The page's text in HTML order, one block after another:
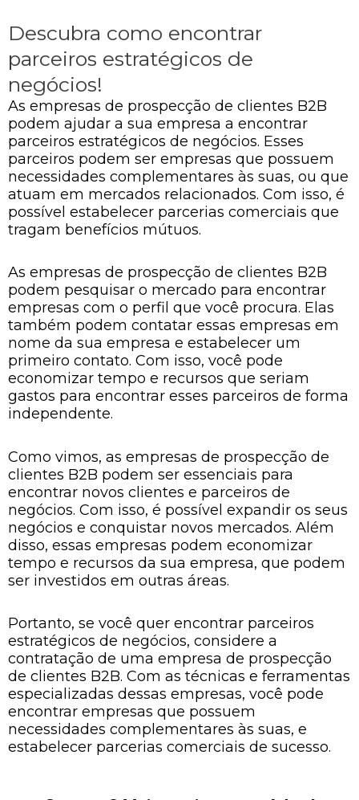
Descubra como encontrar
parceiros estratégicos de
negócios!
As empresas de prospecção de clientes B2B
podem ajudar a sua empresa a encontrar
parceiros estratégicos de negócios. Esses
parceiros podem ser empresas que possuem
necessidades complementares às suas, ou que
atuam em mercados relacionados. Com isso, é
possível estabelecer parcerias comerciais que
tragam benefícios mútuos.
As empresas de prospecção de clientes B2B
podem pesquisar o mercado para encontrar
empresas com o perfil que você procura. Elas
também podem contatar essas empresas em
nome da sua empresa e estabelecer um
primeiro contato. Com isso, você pode
economizar tempo e recursos que seriam
gastos para encontrar esses parceiros de forma
independente.
Como vimos, as empresas de prospecção de
clientes B2B podem ser essenciais para
encontrar novos clientes e parceiros de
negócios. Com isso, é possível expandir os seus
negócios e conquistar novos mercados. Além
disso, essas empresas podem economizar
tempo e recursos da sua empresa, que podem
ser investidos em outras áreas.
Portanto, se você quer encontrar parceiros
estratégicos de negócios, considere a
contratação de uma empresa de prospecção
de clientes B2B. Com as técnicas e ferramentas
especializadas dessas empresas, você pode
encontrar empresas que possuem
necessidades complementares às suas, e
estabelecer parcerias comerciais de sucesso.